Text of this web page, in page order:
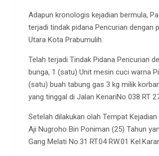
Adapun kronologis kejadian bermula,
terjadi tindak pidana Pencurian dengan
Utara Kota Prabumulih.
Telah terjadi Tindak Pidana Pencurian
bunga, 1 (satu) Unit mesin cuci warna
(satu) buah tabung gas 3 kg milik
yang tinggal di Jalan KenariNo 038 RT
Setelah dilakukan olah Tempat
Aji Nugroho Bin Poniman (25) Tahun
Gang Melati No.31 RT.04 RW.01